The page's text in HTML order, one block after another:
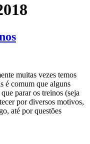
muitas vezes temos
é comum que alguns
parar os treinos (seja
por diversos motivos,
até por questões